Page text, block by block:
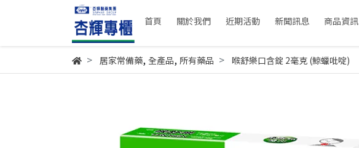
首頁 關於我們 近期活動 新聞訊息 商品資訊
居家常備藥, 全產品, 所有藥品 喉舒樂口含錠 2毫克 (鯨蠟吡啶)